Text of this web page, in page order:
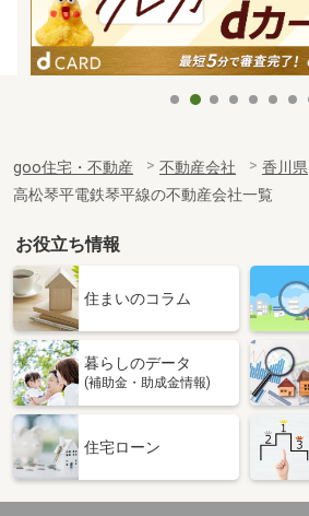
goo住宅・不動産 不動産会社 香川県
高松琴平電鉄琴平線の不動産会社一覧
お役立ち情報
住まいのコラム
暮らしのデータ
(補助金・助成金情報)
住宅ローン